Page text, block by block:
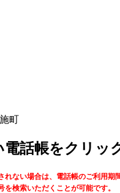
町
電話帳をクリッ
れない場合は、電話帳のご利用期
検索いただくことが可能です。